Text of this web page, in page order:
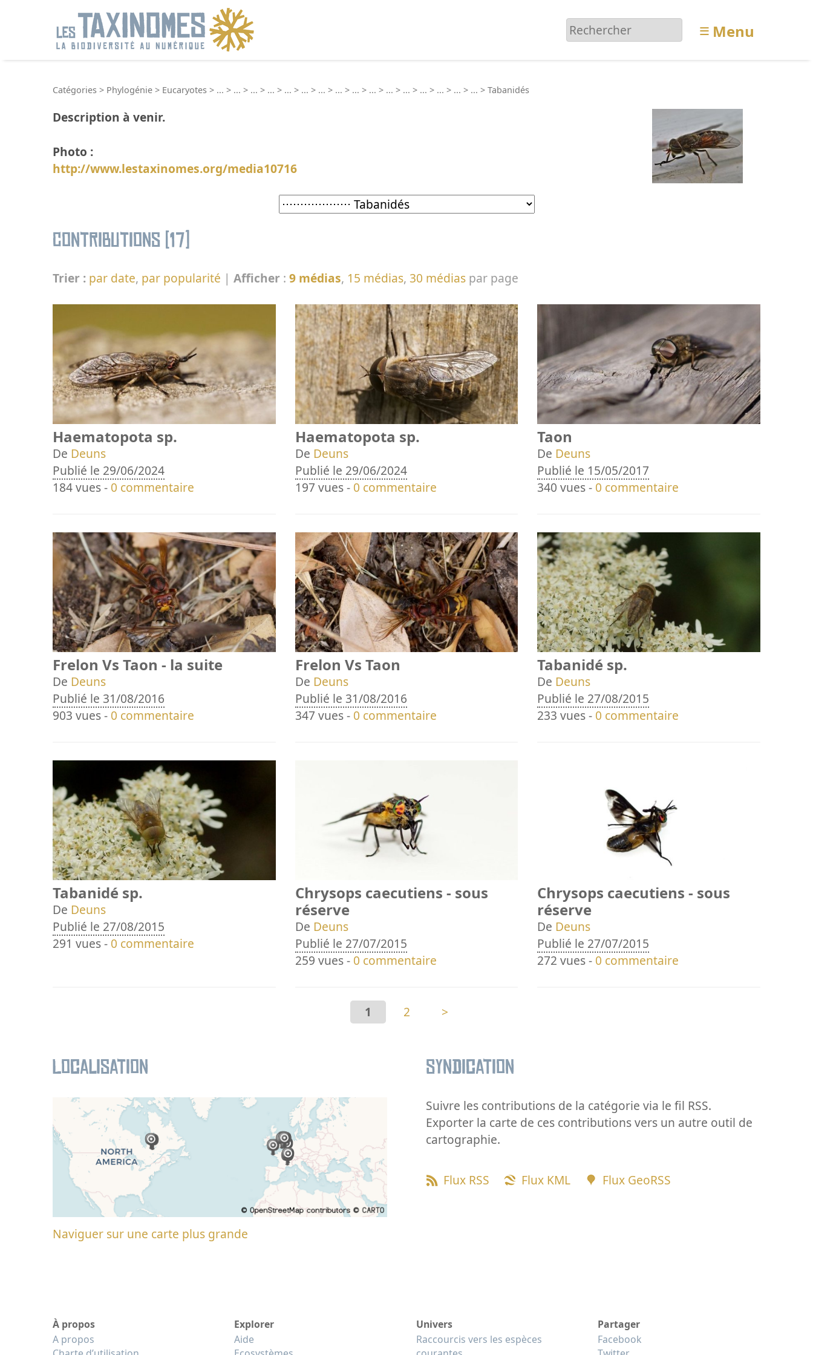
≡ Menu
Catégories > Phylogénie > Eucaryotes > ... > ... > ... > ... > ... > ... > ... > ... > ... > ... > ... > ... > ... > ... > ... > ... > Tabanidés
Description à venir.
Photo :
http://www.lestaxinomes.org/media10716
Contributions (17)
Trier : par date, par popularité | Afficher : 9 médias, 15 médias, 30 médias par page
Haematopota sp.
De Deuns
Publié le 29/06/2024
184 vues - 0 commentaire
Haematopota sp.
De Deuns
Publié le 29/06/2024
197 vues - 0 commentaire
Taon
De Deuns
Publié le 15/05/2017
340 vues - 0 commentaire
Frelon Vs Taon - la suite
De Deuns
Publié le 31/08/2016
903 vues - 0 commentaire
Frelon Vs Taon
De Deuns
Publié le 31/08/2016
347 vues - 0 commentaire
Tabanidé sp.
De Deuns
Publié le 27/08/2015
233 vues - 0 commentaire
Tabanidé sp.
De Deuns
Publié le 27/08/2015
291 vues - 0 commentaire
Chrysops caecutiens - sous
réserve
De Deuns
Publié le 27/07/2015
259 vues - 0 commentaire
Chrysops caecutiens - sous
réserve
De Deuns
Publié le 27/07/2015
272 vues - 0 commentaire
1 2 >
Localisation
Naviguer sur une carte plus grande
Syndication
Suivre les contributions de la catégorie via le fil RSS.
Exporter la carte de ces contributions vers un autre outil de
cartographie.
Flux RSS Flux KML Flux GeoRSS
À propos
A propos
Explorer
Aide
Univers
Raccourcis vers les espèces
Partager
Facebook